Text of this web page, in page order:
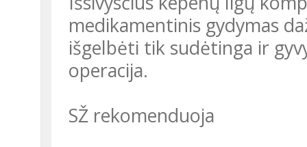
medikamentinis gydymas
išgelbėti tik sudėtinga ir
operacija.
SŽ rekomenduoja